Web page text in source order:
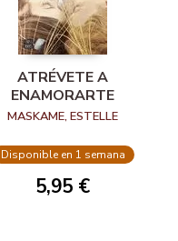
ATRÉVETE A
ENAMORARTE
MASKAME, ESTELLE
Disponible en 1 semana
5,95 €